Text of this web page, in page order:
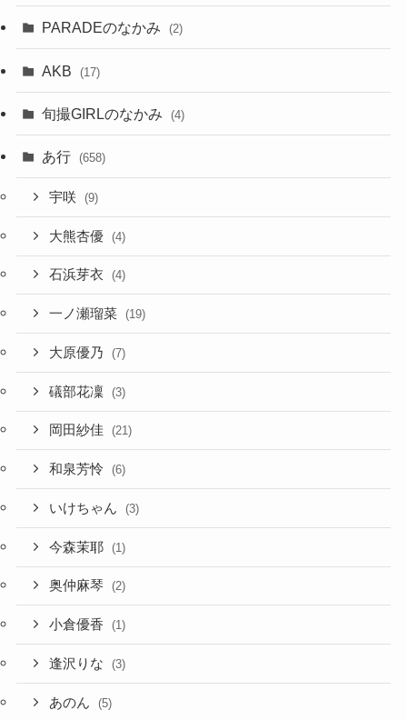
PARADEのなかみ (2)
AKB (17)
旬撮GIRLのなかみ (4)
あ行 (658)
宇咲 (9)
大熊杏優 (4)
石浜芽衣 (4)
一ノ瀬瑠菜 (19)
大原優乃 (7)
礒部花凜 (3)
岡田紗佳 (21)
和泉芳怜 (6)
いけちゃん (3)
今森茉耶 (1)
奥仲麻琴 (2)
小倉優香 (1)
逢沢りな (3)
あのん (5)